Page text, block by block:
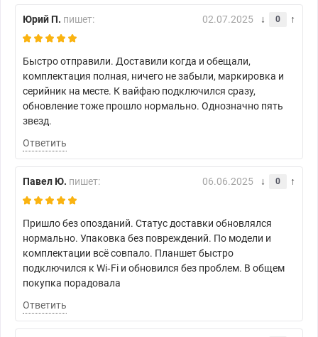
Юрий П. пишет: 02.07.2025 0
Быстро отправили. Доставили когда и обещали,
комплектация полная, ничего не забыли, маркировка и
серийник на месте. К вайфаю подключился сразу,
обновление тоже прошло нормально. Однозначно пять
звезд.
Ответить
Павел Ю. пишет: 06.06.2025 0
Пришло без опозданий. Статус доставки обновлялся
нормально. Упаковка без повреждений. По модели и
комплектации всё совпало. Планшет быстро
подключился к Wi‑Fi и обновился без проблем. В общем
покупка порадовала
Ответить